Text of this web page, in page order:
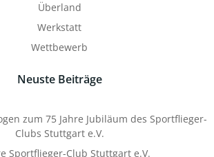
Überland
Werkstatt
Wettbewerb
Neuste Beiträge
zum 75 Jahre Jubiläum des Sportflieger-
Clubs Stuttgart e.V.
Sportflieger-Club Stuttgart e.V.